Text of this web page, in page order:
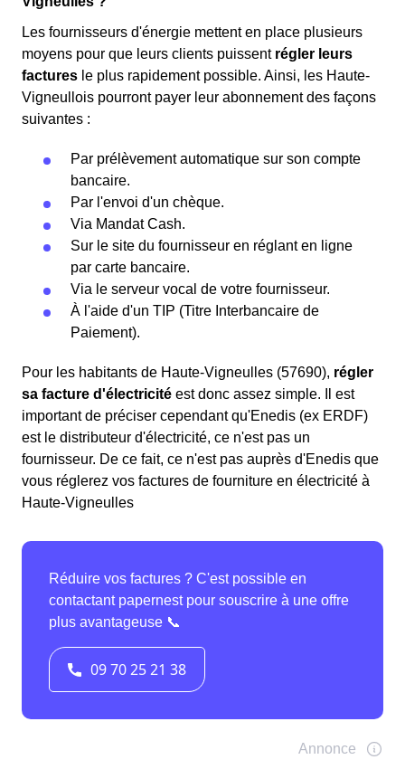
Les fournisseurs d'énergie mettent en place plusieurs
moyens pour que leurs clients puissent régler leurs
factures le plus rapidement possible. Ainsi, les Haute-
Vigneullois pourront payer leur abonnement des façons
suivantes :
Par prélèvement automatique sur son compte
bancaire.
Par l'envoi d'un chèque.
Via Mandat Cash.
Sur le site du fournisseur en réglant en ligne
par carte bancaire.
Via le serveur vocal de votre fournisseur.
À l'aide d'un TIP (Titre Interbancaire de
Paiement).
Pour les habitants de Haute-Vigneulles (57690), régler
sa facture d'électricité est donc assez simple. Il est
important de préciser cependant qu'Enedis (ex ERDF)
est le distributeur d'électricité, ce n'est pas un
fournisseur. De ce fait, ce n'est pas auprès d'Enedis que
vous réglerez vos factures de fourniture en électricité à
Haute-Vigneulles